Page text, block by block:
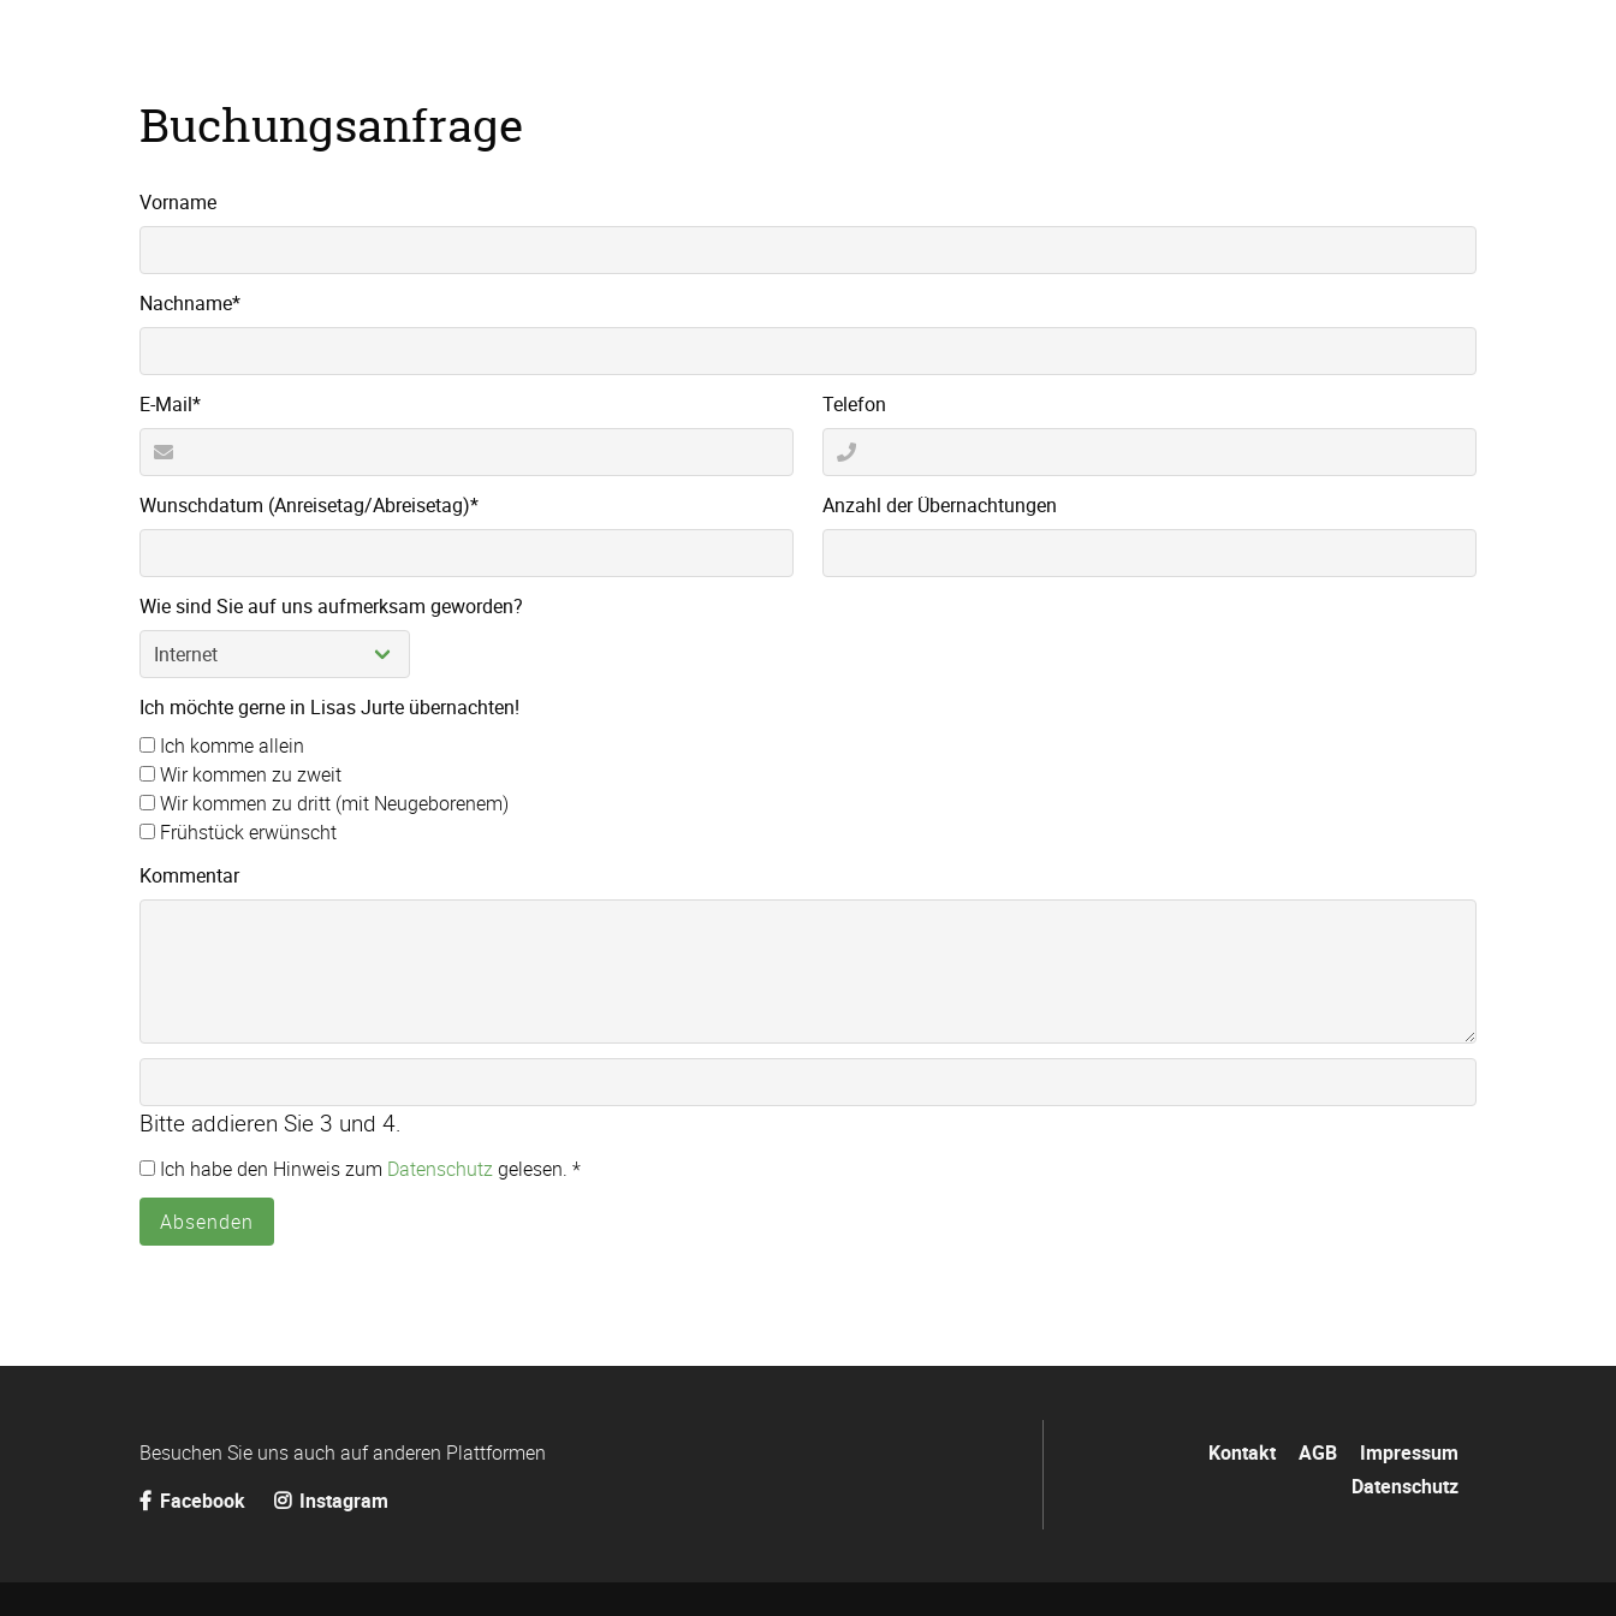
Buchungsanfrage
Vorname
Pflichtfeld
Nachname*
Pflichtfeld
E-Mail* Telefon
Pflichtfeld
Wunschdatum (Anreisetag/Abreisetag)* Anzahl der Übernachtungen
Wie sind Sie auf uns aufmerksam geworden?
Ich möchte gerne in Lisas Jurte übernachten!
Ich komme allein
Wir kommen zu zweit
Wir kommen zu dritt (mit Neugeborenem)
Frühstück erwünscht
Kommentar
Bitte addieren Sie 3 und 4.
Ich habe den Hinweis zum Datenschutzgelesen. *
Absenden
Besuchen Sie uns auch auf anderen Plattformen
Facebook
Instagram
Kontakt AGB
Impressum
Datenschutz